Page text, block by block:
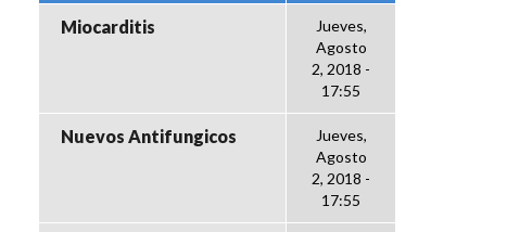
Miocarditis
Jueves,
Agosto
2, 2018 -
17:55
Nuevos Antifungicos
Jueves,
Agosto
2, 2018 -
17:55